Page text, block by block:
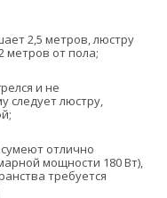
2,5 метров, люстру
метров от пола;
и не
следует люстру,
отлично
мощности 180 Вт),
требуется